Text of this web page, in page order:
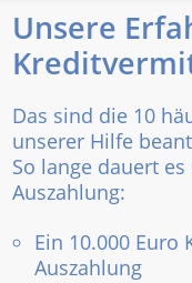
Unsere
Das sind die 10
unserer Hilfe
So lange dauert
Auszahlung:
Ein 10.000
Auszahlung